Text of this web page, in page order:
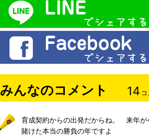
みんなのコメント 14
育成契約からの出発だからね。 来年が
賭けた本当の勝負の年ですよ